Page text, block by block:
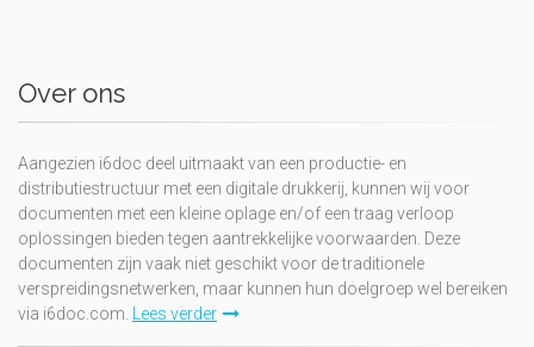
Over ons
Aangezien i6doc deel uitmaakt van een productie- en
distributiestructuur met een digitale drukkerij, kunnen wij voor
documenten met een kleine oplage en/of een traag verloop
oplossingen bieden tegen aantrekkelijke voorwaarden. Deze
documenten zijn vaak niet geschikt voor de traditionele
verspreidingsnetwerken, maar kunnen hun doelgroep wel bereiken
via i6doc.com. Lees verder